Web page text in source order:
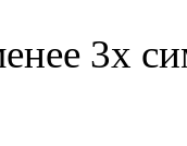
3х